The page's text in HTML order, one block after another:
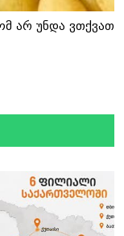
არ უნდა ვთქვათ